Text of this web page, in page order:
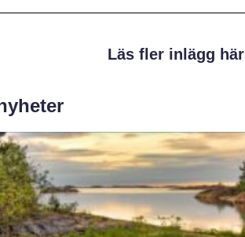
Läs fler inlägg här